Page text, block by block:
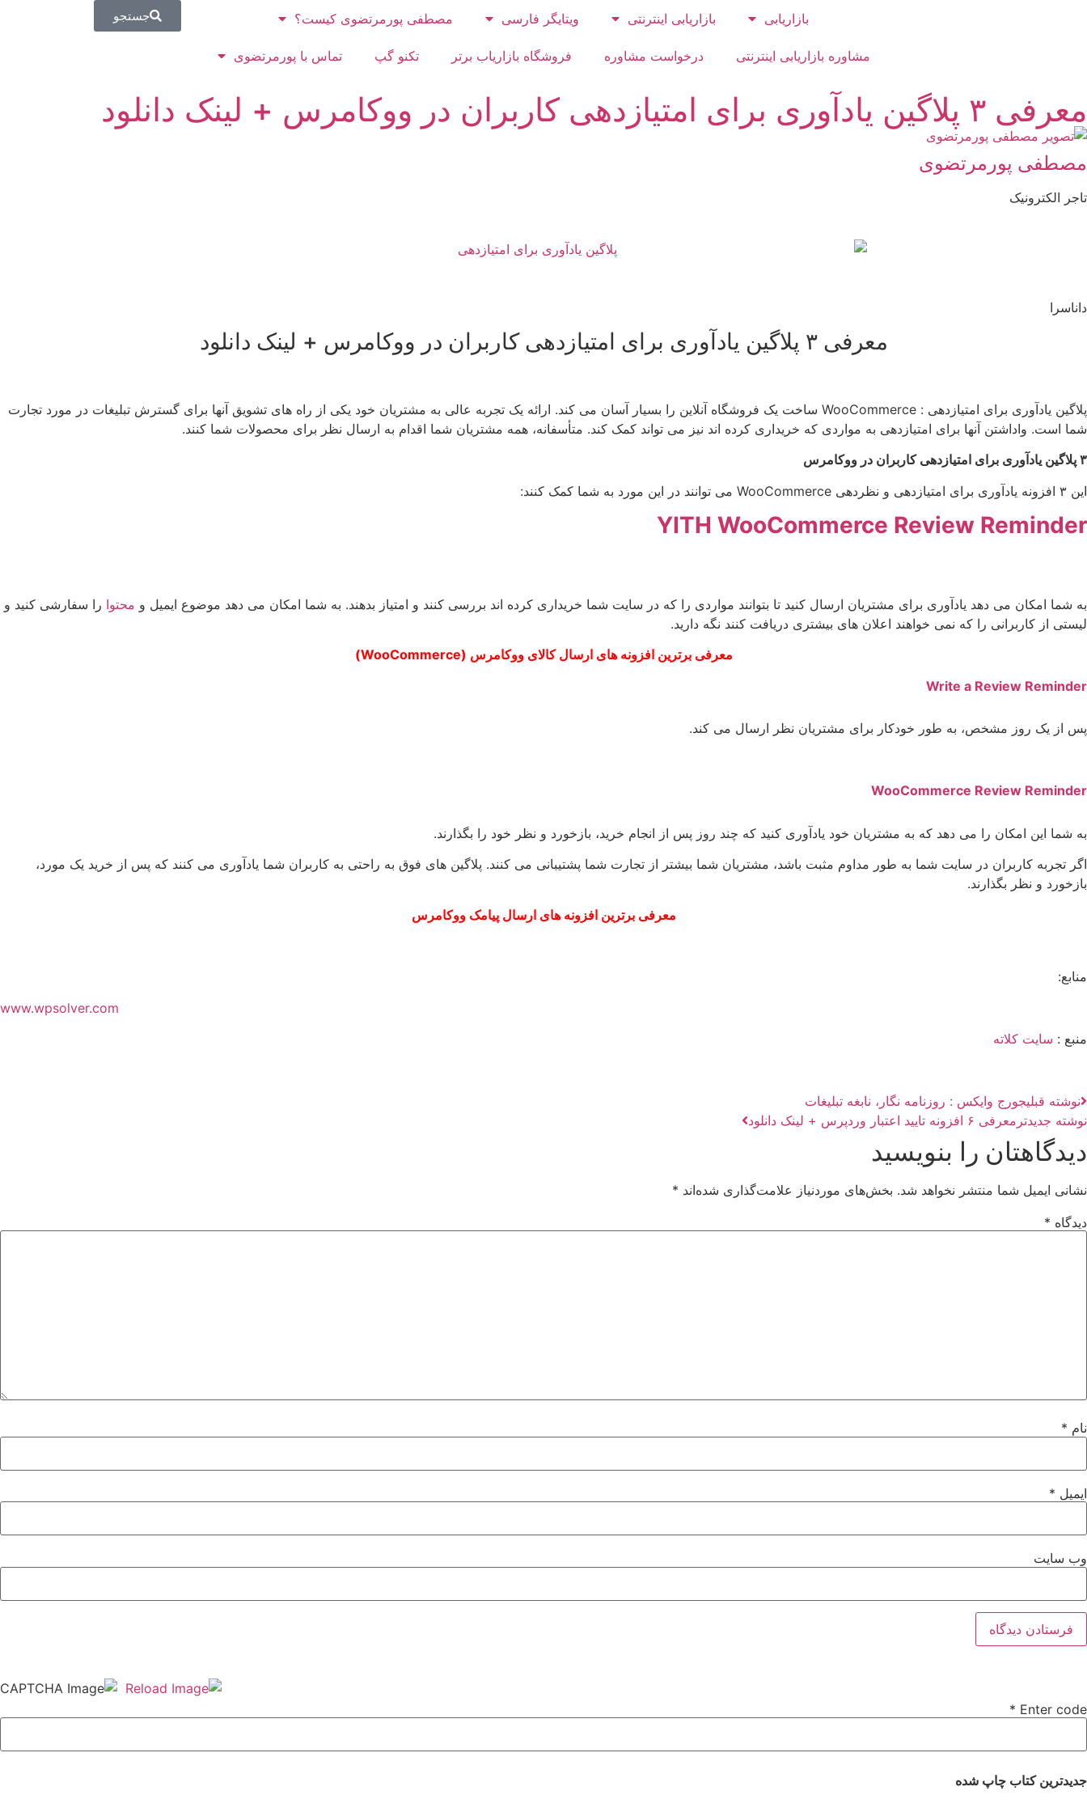
بازاریابی بازاریابی اینترنتی ویتایگر فارسی مصطفی پورمرتضوی کیست؟
مشاوره بازاریابی اینترنتی درخواست مشاوره فروشگاه بازاریاب برتر تکنو گپ تماس با پورمرتضوی
جستجو
معرفی ۳ پلاگین یادآوری برای امتیازدهی کاربران در ووکامرس + لینک دانلود
مصطفی پورمرتضوی
تاجر الکترونیک
داناسرا
معرفی ۳ پلاگین یادآوری برای امتیازدهی کاربران در ووکامرس + لینک دانلود
پلاگین یادآوری برای امتیازدهی : WooCommerce ساخت یک فروشگاه آنلاین را بسیار آسان می کند. ارائه یک تجربه عالی به مشتریان خود یکی از راه های تشویق آنها برای گسترش تبلیغات در مورد تجارت
شما است. واداشتن آنها برای امتیازدهی به مواردی که خریداری کرده اند نیز می تواند کمک کند. متأسفانه، همه مشتریان شما اقدام به ارسال نظر برای محصولات شما کنند.
۳ پلاگین یادآوری برای امتیازدهی کاربران در ووکامرس
این ۳ افزونه یادآوری برای امتیازدهی و نظردهی WooCommerce می توانند در این مورد به شما کمک کنند:
YITH WooCommerce Review Reminder
به شما امکان می دهد یادآوری برای مشتریان ارسال کنید تا بتوانند مواردی را که در سایت شما خریداری کرده اند بررسی کنند و امتیاز بدهند. به شما امکان می دهد موضوع ایمیل و محتوا را سفارشی کنید و
لیستی از کاربرانی را که نمی خواهند اعلان های بیشتری دریافت کنند نگه دارید.
معرفی برترین افزونه های ارسال کالای ووکامرس (WooCommerce)
Write a Review Reminder
پس از یک روز مشخص، به طور خودکار برای مشتریان نظر ارسال می کند.
WooCommerce Review Reminder
به شما این امکان را می دهد که به مشتریان خود یادآوری کنید که چند روز پس از انجام خرید، بازخورد و نظر خود را بگذارند.
اگر تجربه کاربران در سایت شما به طور مداوم مثبت باشد، مشتریان شما بیشتر از تجارت شما پشتیبانی می کنند. پلاگین های فوق به راحتی به کاربران شما یادآوری می کنند که پس از خرید یک مورد،
بازخورد و نظر بگذارند.
معرفی برترین افزونه های ارسال پیامک ووکامرس
منابع:
www.wpsolver.com
منبع :‌ سایت کلاته
نوشته قبلیجورج وایکس : روزنامه نگار، نابغه تبلیغات
نوشته جدیدتر معرفی ۶ افزونه تایید اعتبار وردپرس + لینک دانلود
دیدگاهتان را بنویسید
نشانی ایمیل شما منتشر نخواهد شد. بخش‌های موردنیاز علامت‌گذاری شده‌اند *
دیدگاه *
نام *
ایمیل *
وب‌ سایت
Enter code
*
جدیدترین کتاب چاپ شده